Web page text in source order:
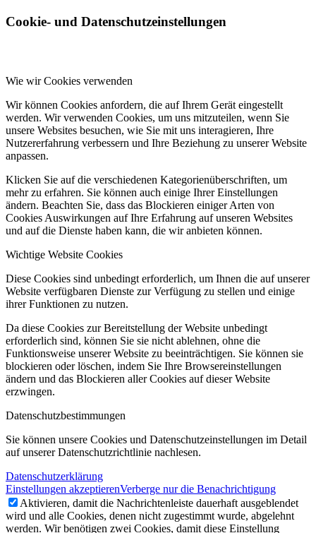
Cookie- und Datenschutzeinstellungen
Wie wir Cookies verwenden
Wir können Cookies anfordern, die auf Ihrem Gerät eingestellt
werden. Wir verwenden Cookies, um uns mitzuteilen, wenn Sie
unsere Websites besuchen, wie Sie mit uns interagieren, Ihre
Nutzererfahrung verbessern und Ihre Beziehung zu unserer Website
anpassen.
Klicken Sie auf die verschiedenen Kategorienüberschriften, um
mehr zu erfahren. Sie können auch einige Ihrer Einstellungen
ändern. Beachten Sie, dass das Blockieren einiger Arten von
Cookies Auswirkungen auf Ihre Erfahrung auf unseren Websites
und auf die Dienste haben kann, die wir anbieten können.
Wichtige Website Cookies
Diese Cookies sind unbedingt erforderlich, um Ihnen die auf unserer
Website verfügbaren Dienste zur Verfügung zu stellen und einige
ihrer Funktionen zu nutzen.
Da diese Cookies zur Bereitstellung der Website unbedingt
erforderlich sind, können Sie sie nicht ablehnen, ohne die
Funktionsweise unserer Website zu beeinträchtigen. Sie können sie
blockieren oder löschen, indem Sie Ihre Browsereinstellungen
ändern und das Blockieren aller Cookies auf dieser Website
erzwingen.
Datenschutzbestimmungen
Sie können unsere Cookies und Datenschutzeinstellungen im Detail
auf unserer Datenschutzrichtlinie nachlesen.
Datenschutzerklärung
Einstellungen akzeptierenVerberge nur die Benachrichtigung
Aktivieren, damit die Nachrichtenleiste dauerhaft ausgeblendet
wird und alle Cookies, denen nicht zugestimmt wurde, abgelehnt
werden. Wir benötigen zwei Cookies, damit diese Einstellung